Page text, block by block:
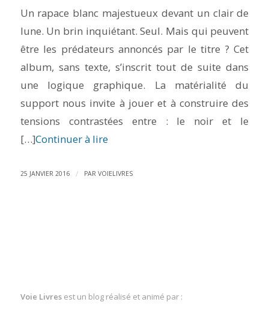
Un rapace blanc majestueux devant un clair de
lune. Un brin inquiétant. Seul. Mais qui peuvent
être les prédateurs annoncés par le titre ? Cet
album, sans texte, s’inscrit tout de suite dans
une logique graphique. La matérialité du
support nous invite à jouer et à construire des
tensions contrastées entre : le noir et le
[…]Continuer à lire
25 JANVIER 2016 / PAR VOIELIVRES
Voie Livresest un blog réalisé et animé par :